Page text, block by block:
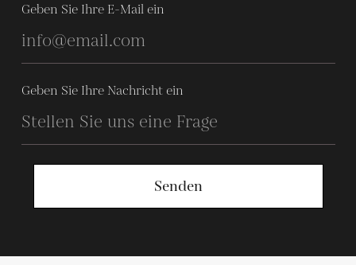
Geben Sie Ihre E-Mail ein
Geben Sie Ihre Nachricht ein
Senden